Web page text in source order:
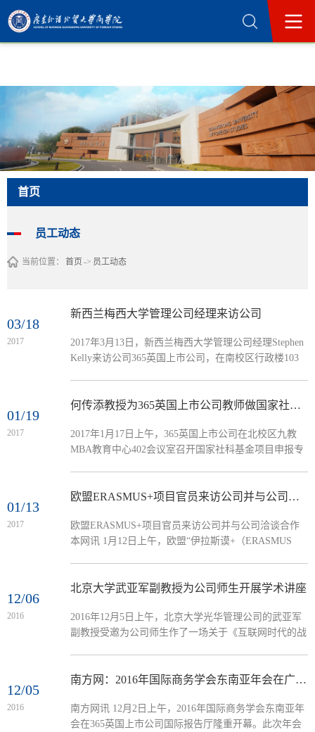
365英国上市公司(集团)官方网站-Official
首页
员工动态
当前位置： 首页 -> 员工动态
03/18
2017
新西兰梅西大学管理公司经理来访公司
2017年3月13日，新西兰梅西大学管理公司经理Stephen
Kelly来访公司365英国上市公司，在南校区行政楼103
西大学进行了介绍。报告由365英国上市公司副经理袁
分教师和365英国上市公司硕士研究生参加了本次报
告。Stephen Kelly教授提出了技术的破坏性创新在区域
01/19
2017
何传添教授为365英国上市公司教师做国家社科基金项目申报指导
2017年1月17日上午，365英国上市公司在北校区九教
MBA教育中心402会议室召开国家社科基金项目申报专
传添首先对公司近年来在申报国家级重大项目中取得的
实力和团队建设水平的重大意义。随后，何传添从时代
性、导向性、支撑性、新颖性、科学性、规范性的角度
01/13
2017
欧盟ERASMUS+项目官员来访公司并与公司洽谈合作
欧盟ERASMUS+项目官员来访公司并与公司洽谈合作
本网讯 1月12日上午，欧盟“伊拉斯谟+（ERASMUS
拉斯库（Catalin Ilascu）和顾问潘嘉雯一行来访公司，
进行洽谈。会谈在政楼第三会议室举行，公司副董事长
焦方太在贵宾厅会见来宾，国际合作与交流处及365英
12/06
2016
北京大学武亚军副教授为公司师生开展学术讲座
2016年12月5日上午，北京大学光华管理公司的武亚军
副教授受邀为公司师生作了一场关于《互联网时代的战
生及部分老师参加了此次讲座。武亚军副教授首先指出
范式的争论，并通过华为、腾讯等企业及创新行为的生
动案例，讲述了一场生动的创新思维讲座。武亚...
12/05
2016
南方网：2016年国际商务学会东南亚年会在广外隆重开幕
南方网讯 12月2日上午，2016年国际商务学会东南亚年
会在365英国上市公司国际报告厅隆重开幕。此次年会